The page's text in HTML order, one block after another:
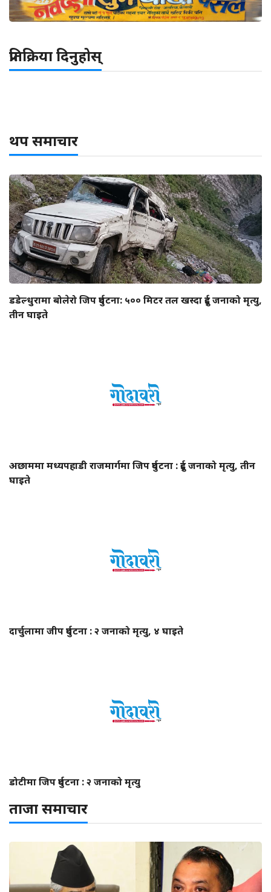
प्रतिक्रिया दिनुहोस्
थप समाचार
डडेल्धुरामा बोलेरो जिप दुर्घटना: ५०० मिटर तल खस्दा दुई जनाको मृत्यु,
तीन घाइते
अछाममा मध्यपहाडी राजमार्गमा जिप दुर्घटना : दुई जनाको मृत्यु, तीन
घाइते
दार्चुलामा जीप दुर्घटना : २ जनाको मृत्यु, ४ घाइते
डोटीमा जिप दुर्घटना : २ जनाको मृत्यु
ताजा समाचार